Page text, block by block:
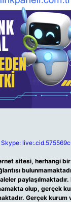
Skype:
sitesi, herhangi
olup, gerçek
Gerçek